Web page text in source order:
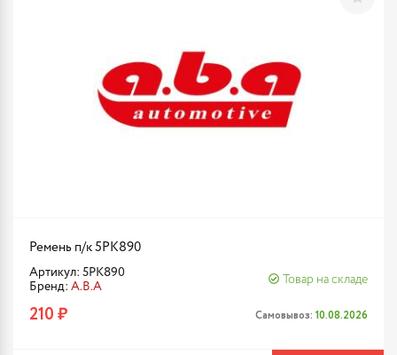
Ремень п/к 5PK890
Артикул: 5PK890
Бренд: A.B.A
Товар на складе
210 ₽ Самовывоз: 10.08.2026